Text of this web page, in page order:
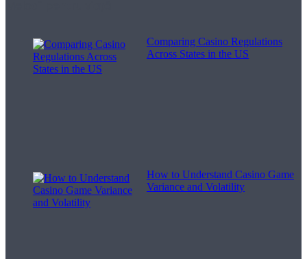
Comparing Casino Regulations
Across States in the US
How to Understand Casino Game
Variance and Volatility